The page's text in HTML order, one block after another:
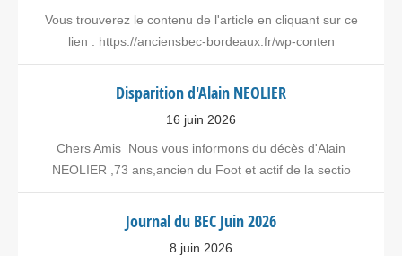
Vous trouverez le contenu de l'article en cliquant sur ce
lien : https://anciensbec-bordeaux.fr/wp-conten
Disparition d'Alain NEOLIER
16 juin 2026
Chers Amis Nous vous informons du décès d'Alain
NEOLIER ,73 ans,ancien du Foot et actif de la sectio
Journal du BEC Juin 2026
8 juin 2026